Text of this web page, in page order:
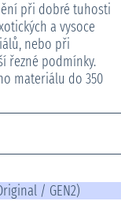
při dobré tuhosti
a vysoce
nebo při
řezné podmínky.
materiálu do 350
/ GEN2)